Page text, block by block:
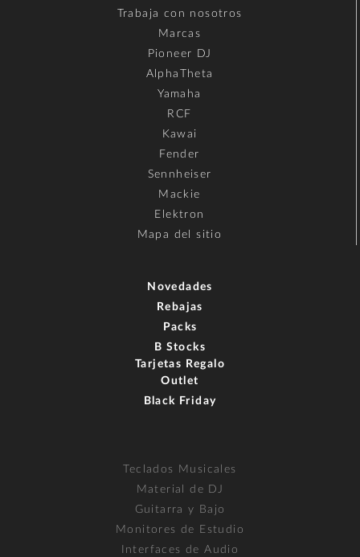
Trabaja con nosotros
Marcas
Pioneer DJ
AlphaTheta
Yamaha
RCF
Kawai
Fender
Sennheiser
Mackie
Elektron
Mapa del sitio
Novedades
Rebajas
Packs
B Stocks
Tarjetas Regalo
Outlet
Black Friday
Teclados Musicales
Material de DJ
Guitarra y Bajo
Monitores de Estudio
Interfaces de Audio